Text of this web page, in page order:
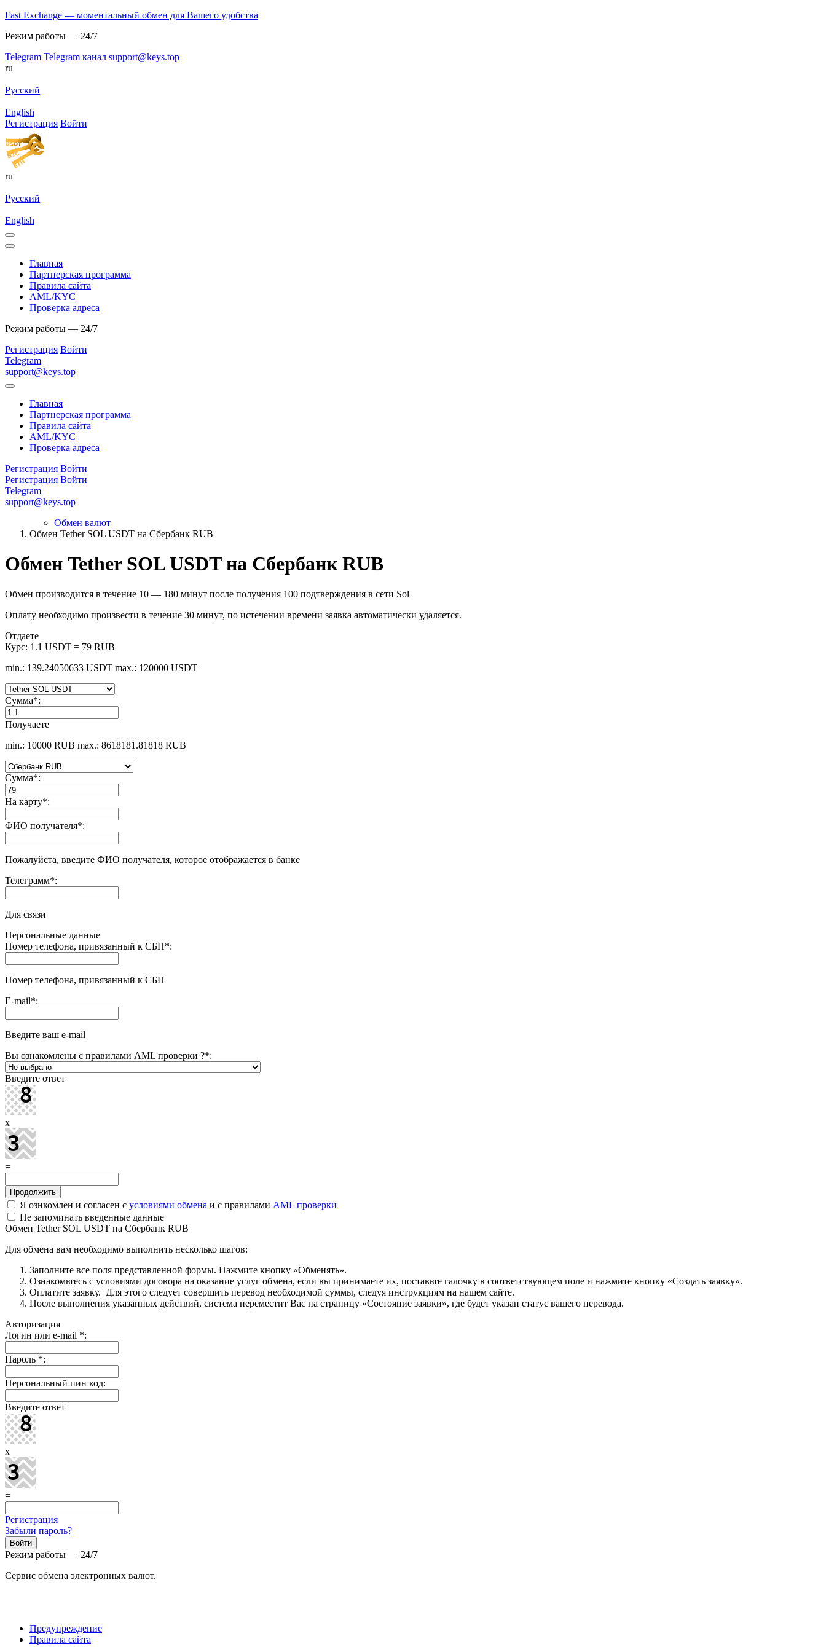
Fast Exchange — моментальный обмен для Вашего удобства
Режим работы — 24/7
Telegram Telegram канал support@keys.top
ru
Русский
English
Регистрация Войти
ru
Русский
English
Главная
Партнерская программа
Правила сайта
AML/KYC
Проверка адреса
Режим работы — 24/7
Регистрация Войти
Telegram
support@keys.top
Главная
Партнерская программа
Правила сайта
AML/KYC
Проверка адреса
Регистрация Войти
Регистрация Войти
Telegram
support@keys.top
Обмен валют
Обмен Tether SOL USDT на Сбербанк RUB
Обмен Tether SOL USDT на Сбербанк RUB
Обмен производится в течение 10 — 180 минут после получения 100 подтверждения в сети Sol
Оплату необходимо произвести в течение 30 минут, по истечении времени заявка автоматически удаляется.
Отдаете
Курс: 1.1 USDT = 79 RUB
min.: 139.24050633 USDT max.: 120000 USDT
Сумма*:
Получаете
min.: 10000 RUB max.: 8618181.81818 RUB
Сумма*:
На карту*:
ФИО получателя*:
Пожалуйста, введите ФИО получателя, которое отображается в банке
Телеграмм*:
Для связи
Персональные данные
Номер телефона, привязанный к СБП*:
Номер телефона, привязанный к СБП
E-mail*:
Введите ваш e-mail
Вы ознакомлены с правилами AML проверки ?*:
Введите ответ
x
=
Я ознкомлен и согласен с условиями обмена и с правилами AML проверки
Не запоминать введенные данные
Обмен Tether SOL USDT на Сбербанк RUB
Для обмена вам необходимо выполнить несколько шагов:
Заполните все поля представленной формы. Нажмите кнопку «Обменять».
Ознакомьтесь с условиями договора на оказание услуг обмена, если вы принимаете их, поставьте галочку в соответствующем поле и нажмите кнопку «Создать заявку».
Оплатите заявку. Для этого следует совершить перевод необходимой суммы, следуя инструкциям на нашем сайте.
После выполнения указанных действий, система переместит Вас на страницу «Состояние заявки», где будет указан статус вашего перевода.
Авторизация
Логин или e-mail *:
Пароль *:
Персональный пин код:
Введите ответ
x
=
Регистрация
Забыли пароль?
Режим работы — 24/7
Сервис обмена электронных валют.
Предупреждение
Правила сайта